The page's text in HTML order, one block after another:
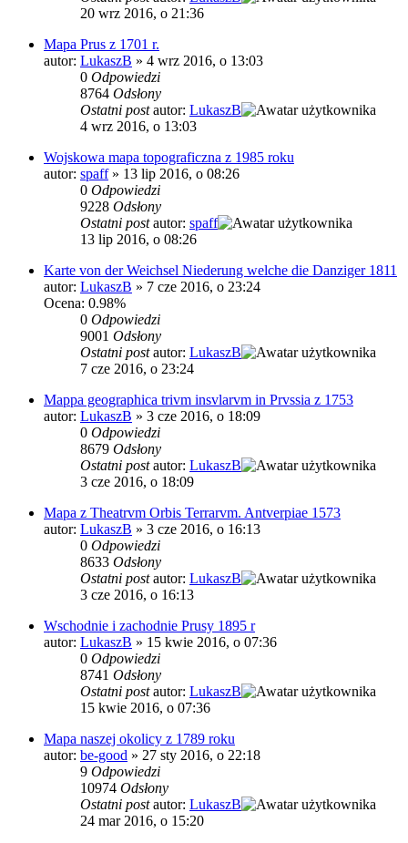
20 wrz 2016, o 21:36
Mapa Prus z 1701 r.
autor: LukaszB » 4 wrz 2016, o 13:03
0 Odpowiedzi
8764 Odsłony
Ostatni postautor: LukaszB
4 wrz 2016, o 13:03
Wojskowa mapa topograficzna z 1985 roku
autor: spaff» 13 lip 2016, o 08:26
0 Odpowiedzi
9228 Odsłony
Ostatni postautor: spaff
13 lip 2016, o 08:26
Karte von der Weichsel Niederung welche die Danziger 1811
autor: LukaszB » 7 cze 2016, o 23:24
Ocena: 0.98%
0 Odpowiedzi
9001 Odsłony
Ostatni postautor: LukaszB
7 cze 2016, o 23:24
Mappa geographica trivm insvlarvm in Prvssia z 1753
autor: LukaszB » 3 cze 2016, o 18:09
0 Odpowiedzi
8679 Odsłony
Ostatni postautor: LukaszB
3 cze 2016, o 18:09
Mapa z Theatrvm Orbis Terrarvm. Antverpiae 1573
autor: LukaszB » 3 cze 2016, o 16:13
0 Odpowiedzi
8633 Odsłony
Ostatni postautor: LukaszB
3 cze 2016, o 16:13
Wschodnie i zachodnie Prusy 1895 r
autor: LukaszB » 15 kwie 2016, o 07:36
0 Odpowiedzi
8741 Odsłony
Ostatni postautor: LukaszB
15 kwie 2016, o 07:36
Mapa naszej okolicy z 1789 roku
autor: be-good » 27 sty 2016, o 22:18
9 Odpowiedzi
10974 Odsłony
Ostatni postautor: LukaszB
24 mar 2016, o 15:20